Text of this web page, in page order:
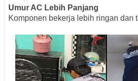
Umur AC Lebih Panjang
Komponen bekerja lebih ringan dan